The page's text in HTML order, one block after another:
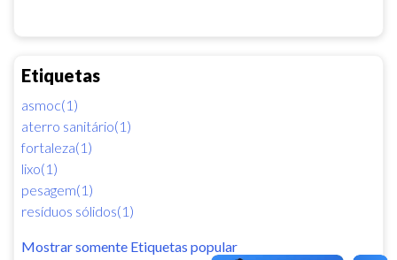
Etiquetas
asmoc(1)
aterro sanitário(1)
fortaleza(1)
lixo(1)
pesagem(1)
resíduos sólidos(1)
Mostrar somente Etiquetas popular